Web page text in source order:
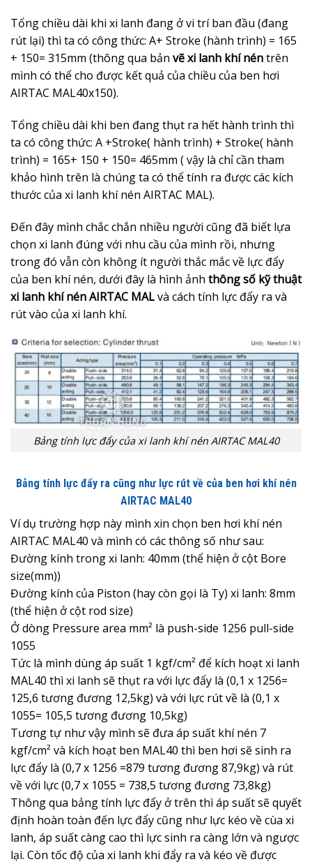
Tổng chiều dài khi xi lanh đang ở vi trí ban đầu (đang
rút lại) thì ta có công thức: A+ Stroke (hành trình) = 165
+ 150= 315mm (thông qua bản vẽ xi lanh khí néntrên
mình có thể cho được kết quả của chiều của ben hơi
AIRTAC MAL40x150).
Tổng chiều dài khi ben đang thụt ra hết hành trình thì
ta có công thức: A +Stroke( hành trình) + Stroke( hành
trình) = 165+ 150 + 150= 465mm ( vậy là chỉ cần tham
khảo hình trên là chúng ta có thể tính ra được các kích
thước của xi lanh khí nén AIRTAC MAL).
Đến đây mình chắc chắn nhiều người cũng đã biết lựa
chọn xi lanh đúng với nhu cầu của mình rồi, nhưng
trong đó vẫn còn không ít người thắc mắc về lực đẩy
của ben khí nén, dưới đây là hình ảnh thông số kỹ thuật
xi lanh khí nén AIRTAC MALvà cách tính lực đẩy ra và
rút vào của xi lanh khí.
Bảng tính lực đẩy của xi lanh khí nén AIRTAC MAL40
Bảng tính lực đẩy ra cũng như lực rút về của ben hơi khí nén
AIRTAC MAL40
Ví dụ trường hợp này mình xin chọn ben hơi khí nén
AIRTAC MAL40 và mình có các thông số như sau:
Đường kính trong xi lanh: 40mm (thể hiện ở cột Bore
size(mm))
Đường kính của Piston (hay còn gọi là Ty) xi lanh: 8mm
(thể hiện ở cột rod size)
Ở dòng Pressure area mm² là push-side 1256 pull-side
1055
Tức là mình dùng áp suất 1 kgf/cm² để kích hoạt xi lanh
MAL40 thì xi lanh sẽ thụt ra với lực đẩy là (0,1 x 1256=
125,6 tương đương 12,5kg) và với lực rút về là (0,1 x
1055= 105,5 tương đương 10,5kg)
Tương tự như vậy mình sẽ đưa áp suất khí nén 7
kgf/cm² và kích hoạt ben MAL40 thì ben hơi sẽ sinh ra
lực đẩy là (0,7 x 1256 =879 tương đương 87,9kg) và rút
về với lực (0,7 x 1055 = 738,5 tương đương 73,8kg)
Thông qua bảng tính lực đẩy ở trên thì áp suất sẽ quyết
định hoàn toàn đến lực đẩy cũng như lực kéo về cùa xi
lanh, áp suất càng cao thì lực sinh ra càng lớn và ngược
lại. Còn tốc độ của xi lanh khi đẩy ra và kéo về được